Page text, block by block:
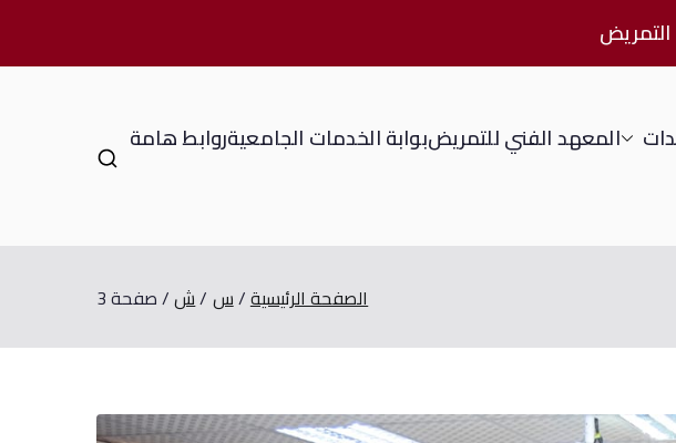
المعهد الفني للتمريضبوابة الخدمات الجامعيةروابط هامة
الصفحة الرئيسية س ش صفحة 3